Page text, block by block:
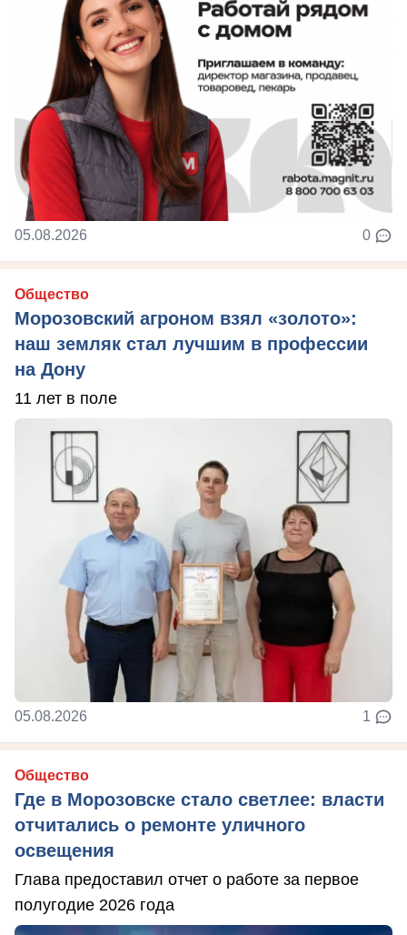
05.08.2026 0
Общество
Морозовский агроном взял «золото»:
наш земляк стал лучшим в профессии
на Дону
11 лет в поле
05.08.2026 1
Общество
Где в Морозовске стало светлее: власти
отчитались о ремонте уличного
освещения
Глава предоставил отчет о работе за первое
полугодие 2026 года